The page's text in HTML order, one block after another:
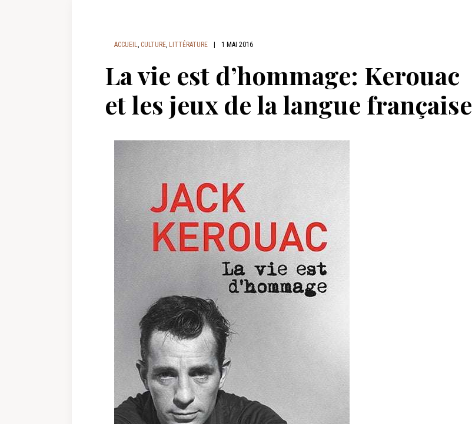
ACCUEIL, CULTURE, LITTÉRATURE 1 MAI 2016
La vie est d’hommage: Kerouac
et les jeux de la langue française